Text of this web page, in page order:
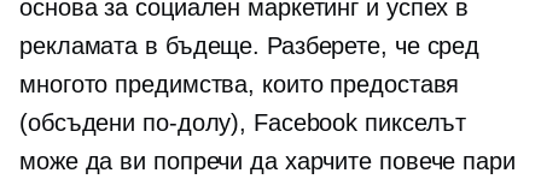
основа за социален маркетинг и успех в
рекламата в бъдеще. Разберете, че сред
многото предимства, които предоставя
(обсъдени по-долу), Facebook пикселът
може да ви попречи да харчите повече пари